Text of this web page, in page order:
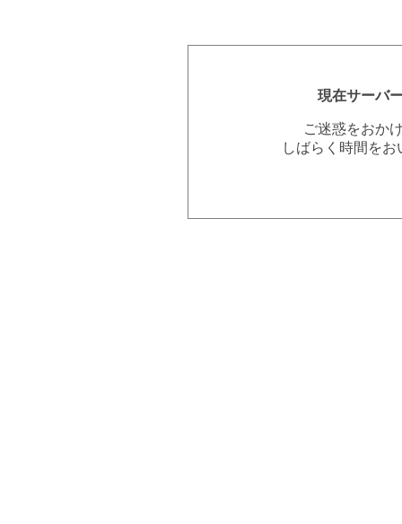
現在サーバ
ご迷惑をおか
しばらく時間を